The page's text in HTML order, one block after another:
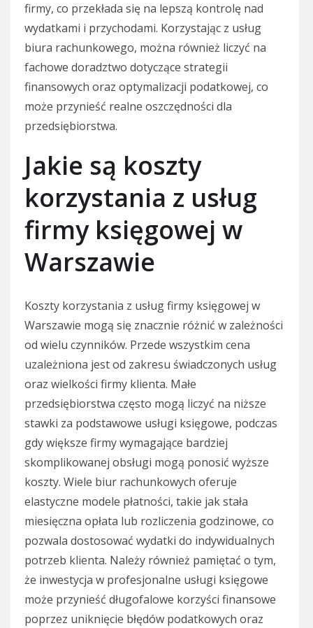
firmy, co przekłada się na lepszą kontrolę nad
wydatkami i przychodami. Korzystając z usług
biura rachunkowego, można również liczyć na
fachowe doradztwo dotyczące strategii
finansowych oraz optymalizacji podatkowej, co
może przynieść realne oszczędności dla
przedsiębiorstwa.
Jakie są koszty
korzystania z usług
firmy księgowej w
Warszawie
Koszty korzystania z usług firmy księgowej w
Warszawie mogą się znacznie różnić w zależności
od wielu czynników. Przede wszystkim cena
uzależniona jest od zakresu świadczonych usług
oraz wielkości firmy klienta. Małe
przedsiębiorstwa często mogą liczyć na niższe
stawki za podstawowe usługi księgowe, podczas
gdy większe firmy wymagające bardziej
skomplikowanej obsługi mogą ponosić wyższe
koszty. Wiele biur rachunkowych oferuje
elastyczne modele płatności, takie jak stała
miesięczna opłata lub rozliczenia godzinowe, co
pozwala dostosować wydatki do indywidualnych
potrzeb klienta. Należy również pamiętać o tym,
że inwestycja w profesjonalne usługi księgowe
może przynieść długofalowe korzyści finansowe
poprzez uniknięcie błędów podatkowych oraz